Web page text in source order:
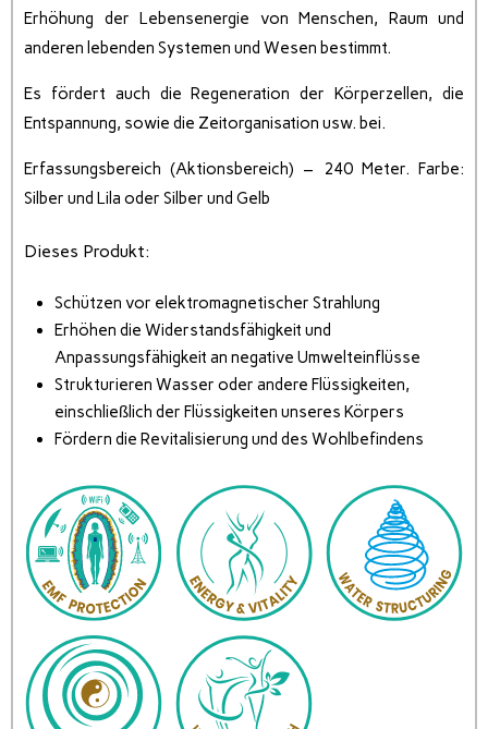
Erhöhung der Lebensenergie von Menschen, Raum und
anderen lebenden Systemen und Wesen bestimmt.
Es fördert auch die Regeneration der Körperzellen, die
Entspannung, sowie die Zeitorganisation usw. bei.
Erfassungsbereich (Aktionsbereich) – 240 Meter. Farbe:
Silber und Lila oder Silber und Gelb
Dieses Produkt:
Schützen vor elektromagnetischer Strahlung
Erhöhen die Widerstandsfähigkeit und
Anpassungsfähigkeit an negative Umwelteinflüsse
Strukturieren Wasser oder andere Flüssigkeiten,
einschließlich der Flüssigkeiten unseres Körpers
Fördern die Revitalisierung und des Wohlbefindens